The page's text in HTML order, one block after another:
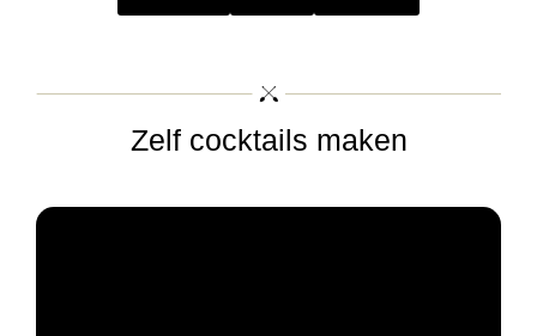
Zelf cocktails maken